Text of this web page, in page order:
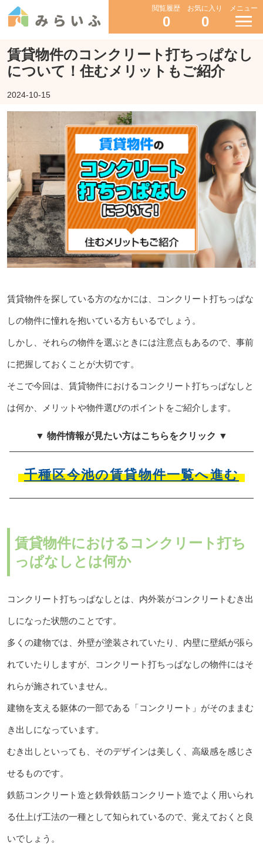
閲覧履歴
0
お気に入り
0
メニュー
賃貸物件のコンクリート打ちっぱなし
について！住むメリットもご紹介
2024-10-15
賃貸物件を探している方のなかには、コンクリート打ちっぱな
しの物件に憧れを抱いている方もいるでしょう。
しかし、それらの物件を選ぶときには注意点もあるので、事前
に把握しておくことが大切です。
そこで今回は、賃貸物件におけるコンクリート打ちっぱなしと
は何か、メリットや物件選びのポイントをご紹介します。
▼ 物件情報が見たい方はこちらをクリック ▼
千種区今池の賃貸物件一覧へ進む
賃貸物件におけるコンクリート打ち
っぱなしとは何か
コンクリート打ちっぱなしとは、内外装がコンクリートむき出
しになった状態のことです。
多くの建物では、外壁が塗装されていたり、内壁に壁紙が張ら
れていたりしますが、コンクリート打ちっぱなしの物件にはそ
れらが施されていません。
建物を支える躯体の一部である「コンクリート」がそのままむ
き出しになっています。
むき出しといっても、そのデザインは美しく、高級感を感じさ
せるものです。
鉄筋コンクリート造と鉄骨鉄筋コンクリート造でよく用いられ
る仕上げ工法の一種として知られているので、覚えておくと良
いでしょう。